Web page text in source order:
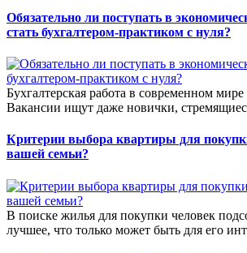
Обязательно ли поступать в
стать бухгалтером-практиком с нуля?
Бухгалтерская работа в современном мире
Вакансии ищут даже новички,
Критерии выбора квартиры для
вашей семьи?
В поиске жилья для покупки человек
лучшее, что только может быть для его